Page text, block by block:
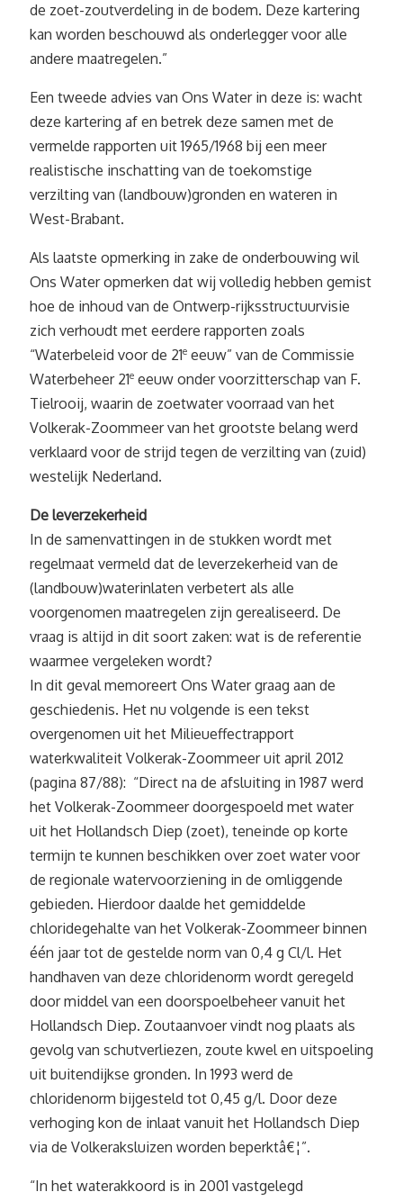
de zoet-zoutverdeling in de bodem. Deze kartering
kan worden beschouwd als onderlegger voor alle
andere maatregelen.”
Een tweede advies van Ons Water in deze is: wacht
deze kartering af en betrek deze samen met de
vermelde rapporten uit 1965/1968 bij een meer
realistische inschatting van de toekomstige
verzilting van (landbouw)gronden en wateren in
West-Brabant.
Als laatste opmerking in zake de onderbouwing wil
Ons Water opmerken dat wij volledig hebben gemist
hoe de inhoud van de Ontwerp-rijksstructuurvisie
zich verhoudt met eerdere rapporten zoals
“Waterbeleid voor de 21e eeuw” van de Commissie
Waterbeheer 21e eeuw onder voorzitterschap van F.
Tielrooij, waarin de zoetwater voorraad van het
Volkerak-Zoommeer van het grootste belang werd
verklaard voor de strijd tegen de verzilting van (zuid)
westelijk Nederland.
De leverzekerheid
In de samenvattingen in de stukken wordt met
regelmaat vermeld dat de leverzekerheid van de
(landbouw)waterinlaten verbetert als alle
voorgenomen maatregelen zijn gerealiseerd. De
vraag is altijd in dit soort zaken: wat is de referentie
waarmee vergeleken wordt?
In dit geval memoreert Ons Water graag aan de
geschiedenis. Het nu volgende is een tekst
overgenomen uit het Milieueffectrapport
waterkwaliteit Volkerak-Zoommeer uit april 2012
(pagina 87/88): “Direct na de afsluiting in 1987 werd
het Volkerak-Zoommeer doorgespoeld met water
uit het Hollandsch Diep (zoet), teneinde op korte
termijn te kunnen beschikken over zoet water voor
de regionale watervoorziening in de omliggende
gebieden. Hierdoor daalde het gemiddelde
chloridegehalte van het Volkerak-Zoommeer binnen
één jaar tot de gestelde norm van 0,4 g Cl/l. Het
handhaven van deze chloridenorm wordt geregeld
door middel van een doorspoelbeheer vanuit het
Hollandsch Diep. Zoutaanvoer vindt nog plaats als
gevolg van schutverliezen, zoute kwel en uitspoeling
uit buitendijkse gronden. In 1993 werd de
chloridenorm bijgesteld tot 0,45 g/l. Door deze
verhoging kon de inlaat vanuit het Hollandsch Diep
via de Volkeraksluizen worden beperktâ€¦”.
“In het waterakkoord is in 2001 vastgelegd